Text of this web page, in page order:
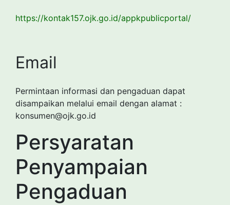
https://kontak157.ojk.go.id/appkpublicportal/
Email
Permintaan informasi dan pengaduan dapat
disampaikan melalui email dengan alamat :
konsumen@ojk.go.id
Persyaratan
Penyampaian
Pengaduan